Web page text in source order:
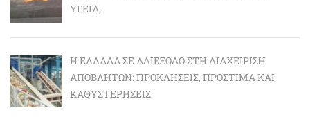
ΥΓΕΊΑ;
Η ΕΛΛΆΔΑ ΣΕ ΑΔΙΈΞΟΔΟ ΣΤΗ ΔΙΑΧΕΊΡΙΣΗ
ΑΠΟΒΛΉΤΩΝ: ΠΡΟΚΛΉΣΕΙΣ, ΠΡΌΣΤΙΜΑ ΚΑΙ
ΚΑΘΥΣΤΕΡΉΣΕΙΣ